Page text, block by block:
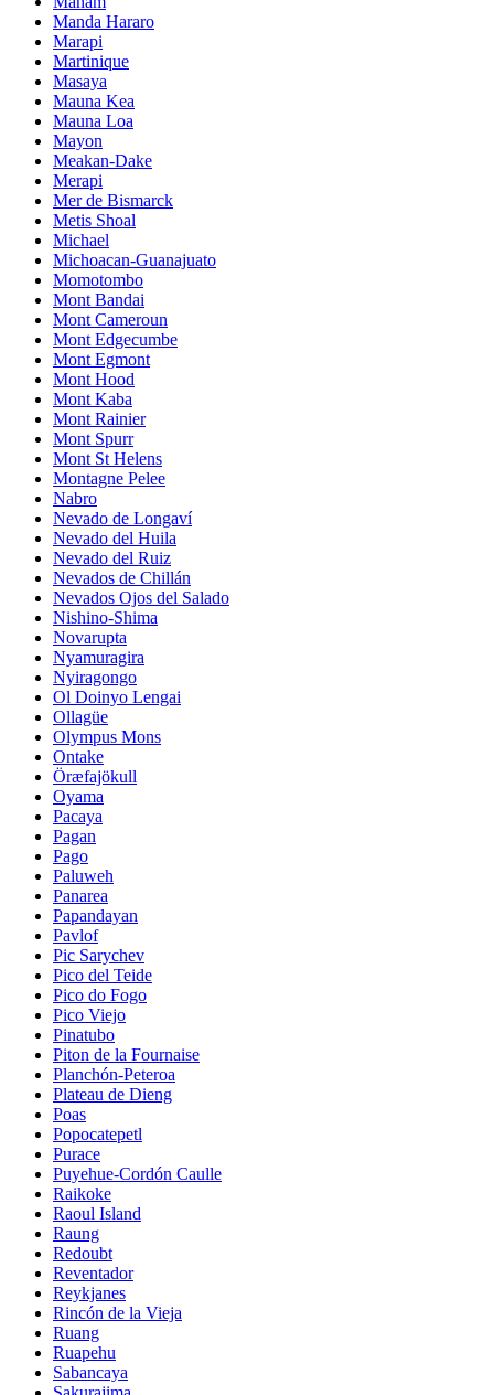
Manda Hararo
Marapi
Martinique
Masaya
Mauna Kea
Mauna Loa
Mayon
Meakan-Dake
Merapi
Mer de Bismarck
Metis Shoal
Michael
Michoacan-Guanajuato
Momotombo
Mont Bandai
Mont Cameroun
Mont Edgecumbe
Mont Egmont
Mont Hood
Mont Kaba
Mont Rainier
Mont Spurr
Mont St Helens
Montagne Pelee
Nabro
Nevado de Longaví
Nevado del Huila
Nevado del Ruiz
Nevados de Chillán
Nevados Ojos del Salado
Nishino-Shima
Novarupta
Nyamuragira
Nyiragongo
Ol Doinyo Lengai
Ollagüe
Olympus Mons
Ontake
Öræfajökull
Oyama
Pacaya
Pagan
Pago
Paluweh
Panarea
Papandayan
Pavlof
Pic Sarychev
Pico del Teide
Pico do Fogo
Pico Viejo
Pinatubo
Piton de la Fournaise
Planchón-Peteroa
Plateau de Dieng
Poas
Popocatepetl
Purace
Puyehue-Cordón Caulle
Raikoke
Raoul Island
Raung
Redoubt
Reventador
Reykjanes
Rincón de la Vieja
Ruang
Ruapehu
Sabancaya